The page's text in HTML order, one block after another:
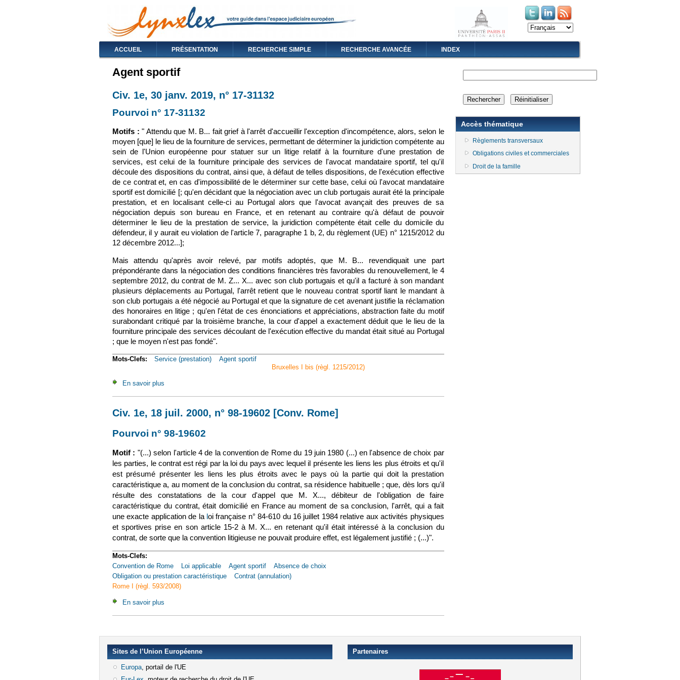
(le lien est externe)
(le lien est externe)
ACCUEIL PRÉSENTATION RECHERCHE SIMPLE RECHERCHE AVANCÉE INDEX
Agent sportif
Civ. 1e, 30 janv. 2019, n° 17-31132
Pourvoi n° 17-31132
Motifs : " Attendu que M. B... fait grief à l'arrêt d'accueillir l'exception d'incompétence, alors, selon le
moyen [que] le lieu de la fourniture de services, permettant de déterminer la juridiction compétente au
sein de l'Union européenne pour statuer sur un litige relatif à la fourniture d'une prestation de
services, est celui de la fourniture principale des services de l'avocat mandataire sportif, tel qu'il
découle des dispositions du contrat, ainsi que, à défaut de telles dispositions, de l'exécution effective
de ce contrat et, en cas d'impossibilité de le déterminer sur cette base, celui où l'avocat mandataire
sportif est domicilié [; qu'en décidant que la négociation avec un club portugais aurait été la principale
prestation, et en localisant celle-ci au Portugal alors que l'avocat avançait des preuves de sa
négociation depuis son bureau en France, et en retenant au contraire qu'à défaut de pouvoir
déterminer le lieu de la prestation de service, la juridiction compétente était celle du domicile du
défendeur, il y aurait eu violation de l'article 7, paragraphe 1 b, 2, du règlement (UE) n° 1215/2012 du
12 décembre 2012...];
Mais attendu qu'après avoir relevé, par motifs adoptés, que M. B... revendiquait une part
prépondérante dans la négociation des conditions financières très favorables du renouvellement, le 4
septembre 2012, du contrat de M. Z... X... avec son club portugais et qu'il a facturé à son mandant
plusieurs déplacements au Portugal, l'arrêt retient que le nouveau contrat sportif liant le mandant à
son club portugais a été négocié au Portugal et que la signature de cet avenant justifie la réclamation
des honoraires en litige ; qu'en l'état de ces énonciations et appréciations, abstraction faite du motif
surabondant critiqué par la troisième branche, la cour d'appel a exactement déduit que le lieu de la
fourniture principale des services découlant de l'exécution effective du mandat était situé au Portugal
; que le moyen n'est pas fondé".
Mots-Clefs: Service (prestation)
Agent sportif
Bruxelles I bis (règl. 1215/2012)
En savoir plus
Civ. 1e, 18 juil. 2000, n° 98-19602 [Conv. Rome]
Pourvoi n° 98-19602
Motif : "(...) selon l'article 4 de la convention de Rome du 19 juin 1980 (...) en l'absence de choix par
les parties, le contrat est régi par la loi du pays avec lequel il présente les liens les plus étroits et qu'il
est présumé présenter les liens les plus étroits avec le pays où la partie qui doit la prestation
caractéristique a, au moment de la conclusion du contrat, sa résidence habituelle ; que, dès lors qu'il
résulte des constatations de la cour d'appel que M. X..., débiteur de l'obligation de faire
caractéristique du contrat, était domicilié en France au moment de sa conclusion, l'arrêt, qui a fait
une exacte application de la l(le lien est externe)
oi française n° 84-610 du 16 juillet 1984 relative aux activités physiques
et sportives prise en son article 15-2 à M. X... en retenant qu'il était intéressé à la conclusion du
contrat, de sorte que la convention litigieuse ne pouvait produire effet, est légalement justifié ; (...)".
Mots-Clefs:
Convention de Rome
Loi applicable Agent sportif
Absence de choix
Obligation ou prestation caractéristique
Contrat (annulation)
Rome I (règl. 593/2008)
En savoir plus
Accès thématique
Règlements transversaux
Obligations civiles et commerciales
Droit de la famille
Sites de l’Union Européenne
Europa(le lien est externe)
, portail de l'UE
Partenaires